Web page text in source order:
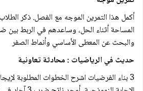
أكمل هذا التمرين الموجه مع الفصل. ذكر
المساحة أثناء الحل، وساعدهم في الربط
والبحث عن المعطى الأساسي وأنماط الصفر
حديث في الرياضيات : محادثة تعاونية